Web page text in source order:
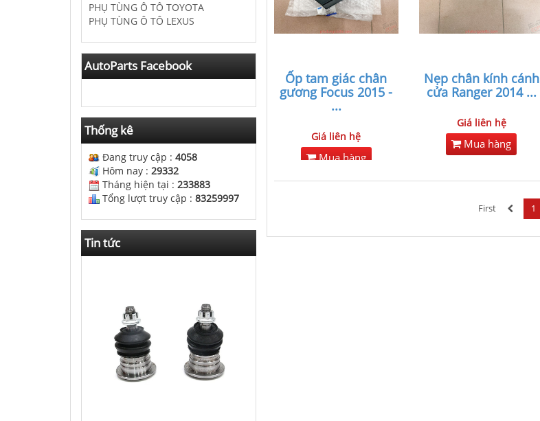
Ốp tam giác chân
gương Focus 2015 -
...
Giá liên hệ
Mua hàng
Nẹp chân kính cánh
cửa Ranger 2014 ...
Giá liên hệ
Mua hàng
First 1
PHỤ TÙNG Ô TÔ TOYOTA
PHỤ TÙNG Ô TÔ LEXUS
AutoParts Facebook
Thống kê
Đang truy cập : 4058
Hôm nay : 29332
Tháng hiện tại : 233883
Tổng lượt truy cập : 83259997
Tin tức